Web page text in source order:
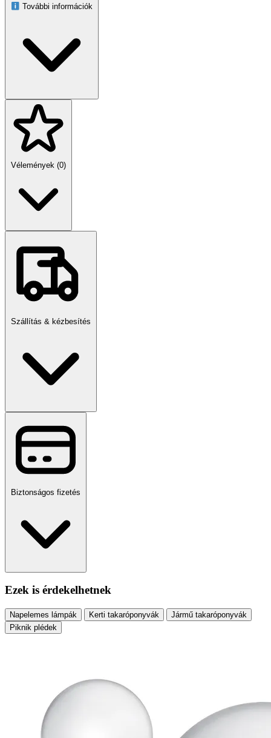
Főbb jellemzők
Ideális kertbe, teraszhoz és kerti utak mellé
Napelemes töltés a beépített panelnek köszönhetően
Modern, dekoratív megjelenés
Kábelezés nélküli, gyors és egyszerű telepítés
További információk
Vélemények (0)
Szállítás & kézbesítés
Biztonságos fizetés
Ezek is érdekelhetnek
Napelemes lámpák Kerti takaróponyvák
Jármű takaróponyvák
Piknik plédek